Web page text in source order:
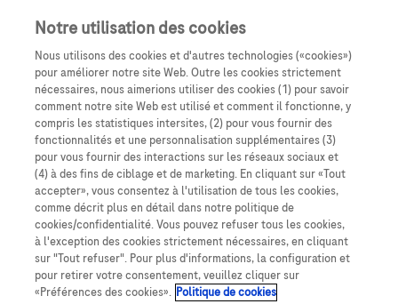
Contact & Assistance
Notre utilisation des cookies
Nous utilisons des cookies et d'autres technologies («cookies»)
pour améliorer notre site Web. Outre les cookies strictement
nécessaires, nous aimerions utiliser des cookies (1) pour savoir
comment notre site Web est utilisé et comment il fonctionne, y
compris les statistiques intersites, (2) pour vous fournir des
fonctionnalités et une personnalisation supplémentaires (3)
pour vous fournir des interactions sur les réseaux sociaux et
(4) à des fins de ciblage et de marketing. En cliquant sur «Tout
accepter», vous consentez à l'utilisation de tous les cookies,
comme décrit plus en détail dans notre politique de
cookies/confidentialité. Vous pouvez refuser tous les cookies,
à l'exception des cookies strictement nécessaires, en cliquant
sur "Tout refuser". Pour plus d'informations, la configuration et
pour retirer votre consentement, veuillez cliquer sur
«Préférences des cookies». Politique de cookies